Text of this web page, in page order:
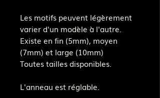
Les motifs peuvent légèrement
varier d'un modèle à l'autre.
Existe en fin (5mm), moyen
(7mm) et large (10mm)
Toutes tailles disponibles.
L'anneau est réglable.